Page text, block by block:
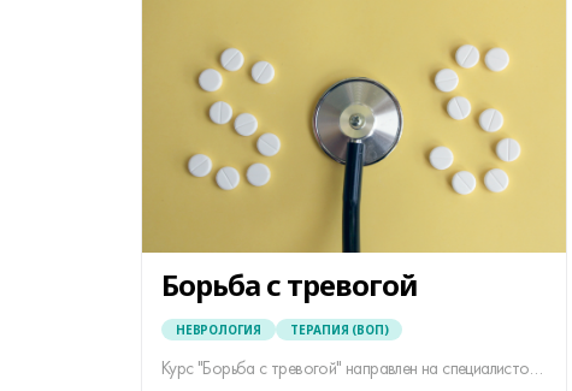
Борьба с тревогой
НЕВРОЛОГИЯ ТЕРАПИЯ (ВОП)
Курс "Борьба с тревогой" направлен на специалистов, часто сталкивающихся в своей практике с тревожными расстройствами (неврологи, врачи общей практики).